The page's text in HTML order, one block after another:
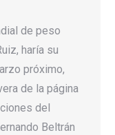
de peso
haría su
próximo,
de la página
del
Beltrán